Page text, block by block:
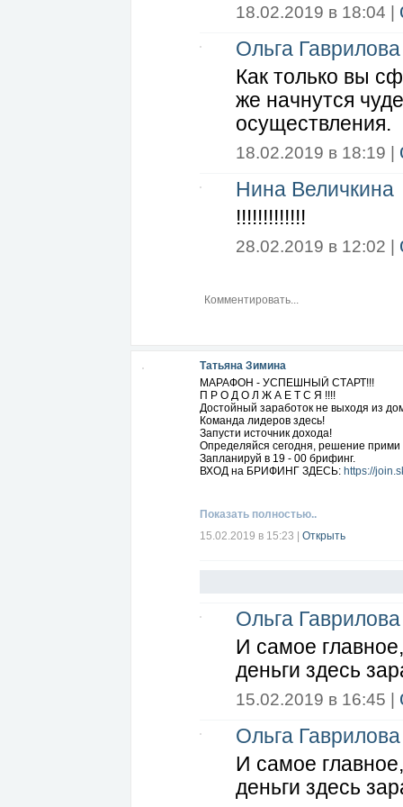
18.02.2019 в 18:04 |
Ольга Гаврилова
Как только вы
же начнутся
осуществления.
18.02.2019 в 18:19 |
Нина Величкина
!!!!!!!!!!!!!
28.02.2019 в 12:02 |
Татьяна Зимина
МАРАФОН - УСПЕШНЫЙ СТАРТ!!!
П Р О Д О Л Ж А Е Т С Я !!!!
Достойный заработок не выходя из
Команда лидеров здесь!
Запусти источник дохода!
Определяйся сегодня, решение прими
Запланируй в 19 - 00 брифинг.
ВХОД на БРИФИНГ ЗДЕСЬ: https://
Показать полностью..
15.02.2019 в 15:23
Открыть
Ольга Гаврилова
И самое
деньги здесь
15.02.2019 в 16:45 |
Ольга Гаврилова
И самое
деньги здесь